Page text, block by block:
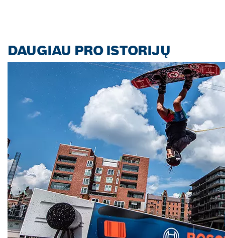
DAUGIAU PRO ISTORIJŲ